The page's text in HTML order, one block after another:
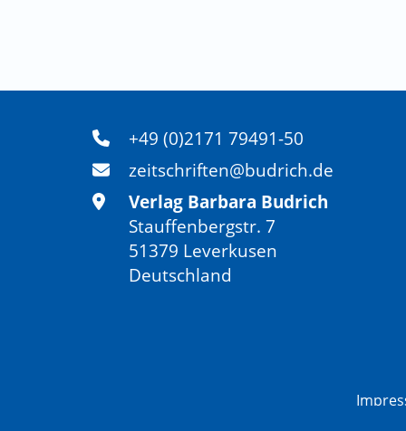
+49 (0)2171 79491-50
zeitschriften@budrich.de
Verlag Barbara Budrich
Stauffenbergstr. 7
51379 Leverkusen
Deutschland